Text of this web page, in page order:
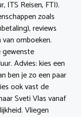
ITS Reisen, FTI).
zoals
reviews
omboeken.
gewenste
Advies: kies een
ben je zo een paar
ook vast de
Sveti Vlas vanaf
Vliegen